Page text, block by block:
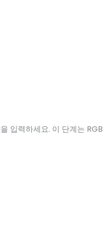
입력하세요. 이 단계는 RGB